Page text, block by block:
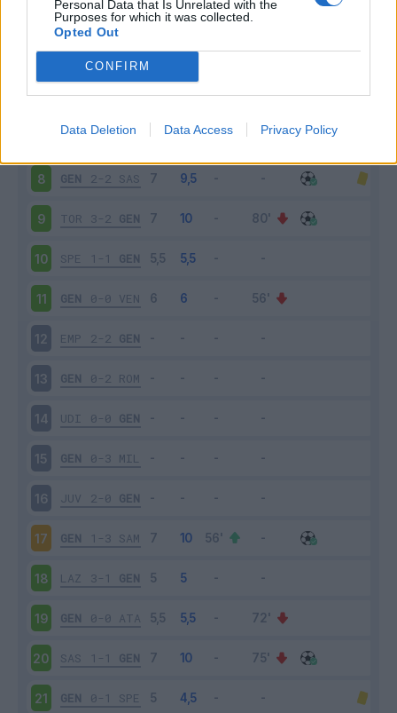
Personal Data that Is Unrelated with the
Purposes for which it was collected.
Opted Out
CONFIRM
Data Deletion Data Access Privacy Policy
GEN 1-2 FIO
2-2 GEN
6 GEN 3-3 VER
SAL 1-0 GEN
8 GEN 2-2 SAS
9 TOR 3-2 GEN
10 SPE 1-1 GEN
11 GEN 0-0 VEN
12 EMP 2-2 GEN
13 GEN 0-2 ROM
14 UDI 0-0 GEN
15 GEN 0-3 MIL
16 JUV 2-0 GEN
17 GEN 1-3 SAM
18 LAZ 3-1 GEN
19 GEN 0-0 ATA
20 SAS 1-1 GEN
21 GEN 0-1 SPE